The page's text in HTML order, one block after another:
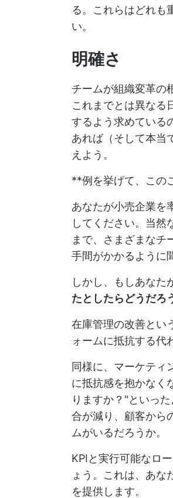
る。これらはどれも
い。
明確さ
チームが組織変革の
これまでとは異なる
するよう求めている
あれば（そして本当
えよう。
**例を挙げて、この
あなたが小売企業を
してください。当然
まで、さまざまなチ
手間がかかるように
しかし、もしあなた
たとしたらどうだろ
在庫管理の改善とい
ォームに抵抗する代
同様に、マーケティ
に抵抗感を抱かなく
りますか？"といっ
合が減り、顧客から
ムがいるだろうか。
KPIと実行可能なロ
ょう。これは、あな
を提供します。